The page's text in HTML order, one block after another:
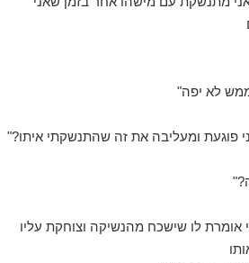
לא יפה"
פוגעת ומעליבה את זה שהתנשקתי איתו?"
אומרת לו שישכח מהנשיקה וצוחקת עליו